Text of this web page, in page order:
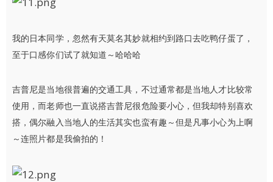
我的日本同学，忽然有天莫名其妙就相约到路口去吃鸭仔蛋了，
至于口感你们试了就知道～哈哈哈
吉普尼是当地很普遍的交通工具，不过通常都是当地人才比较常
使用，而老师也一直说搭吉普尼很危险要小心，但我却特别喜欢
搭，偶尔融入当地人的生活其实也蛮有趣～但是凡事小心为上啊
～连照片都是我偷拍的！